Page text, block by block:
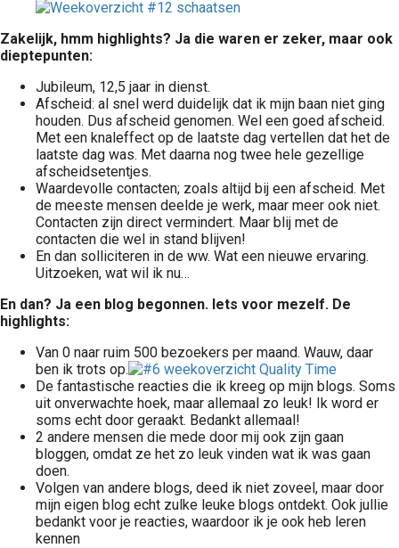
Zakelijk, hmm highlights? Ja die waren er zeker, maar ook
dieptepunten:
Jubileum, 12,5 jaar in dienst.
Afscheid: al snel werd duidelijk dat ik mijn baan niet ging
houden. Dus afscheid genomen. Wel een goed afscheid.
Met een knaleffect op de laatste dag vertellen dat het de
laatste dag was. Met daarna nog twee hele gezellige
afscheidsetentjes.
Waardevolle contacten; zoals altijd bij een afscheid. Met
de meeste mensen deelde je werk, maar meer ook niet.
Contacten zijn direct vermindert. Maar blij met de
contacten die wel in stand blijven!
En dan solliciteren in de ww. Wat een nieuwe ervaring.
Uitzoeken, wat wil ik nu…
En dan? Ja een blog begonnen. Iets voor mezelf. De
highlights:
Van 0 naar ruim 500 bezoekers per maand. Wauw, daar
ben ik trots op.
De fantastische reacties die ik kreeg op mijn blogs. Soms
uit onverwachte hoek, maar allemaal zo leuk! Ik word er
soms echt door geraakt. Bedankt allemaal!
2 andere mensen die mede door mij ook zijn gaan
bloggen, omdat ze het zo leuk vinden wat ik was gaan
doen.
Volgen van andere blogs, deed ik niet zoveel, maar door
mijn eigen blog echt zulke leuke blogs ontdekt. Ook jullie
bedankt voor je reacties, waardoor ik je ook heb leren
kennen